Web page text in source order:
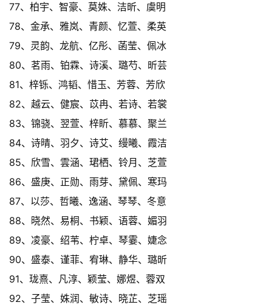
77、柏宇、智豪、莫姝、洁昕、虞明
78、金承、雅岚、青颜、忆萱、柔英
79、灵韵、龙航、亿彤、菡莹、佩冰
80、茗雨、铂霖、诗溪、璐芍、昕芸
81、梓铄、鸿韬、惜玉、芳蓉、芳欣
82、越云、健宸、苡冉、若诗、若裳
83、锦骁、翌萱、梓盺、慕慕、聚兰
84、诗晴、羽夕、诗艾、缦曦、霞洁
85、欣雪、雲涵、珺栖、铃月、芝萱
86、盛庚、正勋、雨芽、黛佩、寒玛
87、以莎、哲曦、逸涵、琴琴、冬意
88、晓然、易桐、书颖、语蓉、媚羽
89、凌豪、绍苇、柠卓、琴霎、婕念
90、盛泰、谨菲、宥琳、静华、璐昕
91、珑熹、凡淳、颖莹、娜煜、蓉双
92、子莹、姝润、敏诗、晓芷、芝瑶